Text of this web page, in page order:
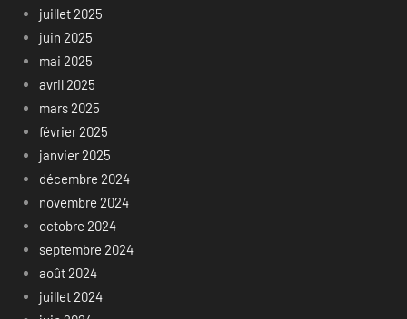
juillet 2025
juin 2025
mai 2025
avril 2025
mars 2025
février 2025
janvier 2025
décembre 2024
novembre 2024
octobre 2024
septembre 2024
août 2024
juillet 2024